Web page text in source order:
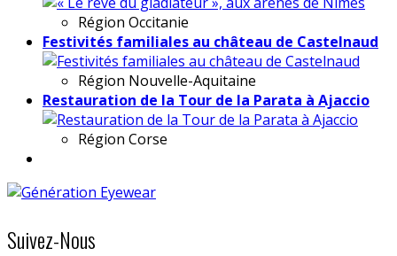
Région Occitanie
Festivités familiales au château de Castelnaud
Région Nouvelle-Aquitaine
Restauration de la Tour de la Parata à Ajaccio
Région Corse
Suivez-Nous